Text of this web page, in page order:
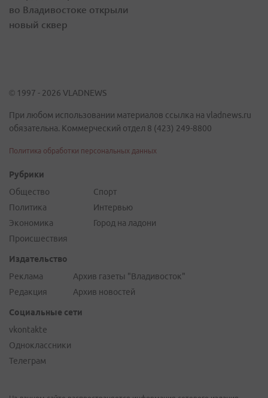
во Владивостоке открыли
новый сквер
© 1997 - 2026 VLADNEWS
При любом использовании материалов ссылка на vladnews.ru
обязательна. Коммерческий отдел 8 (423) 249-8800
Политика обработки персональных данных
Рубрики
Общество
Политика
Экономика
Происшествия
Спорт
Интервью
Город на ладони
Издательство
Реклама
Редакция
Архив газеты "Владивосток"
Архив новостей
Социальные сети
vkontakte
Одноклассники
Телеграм